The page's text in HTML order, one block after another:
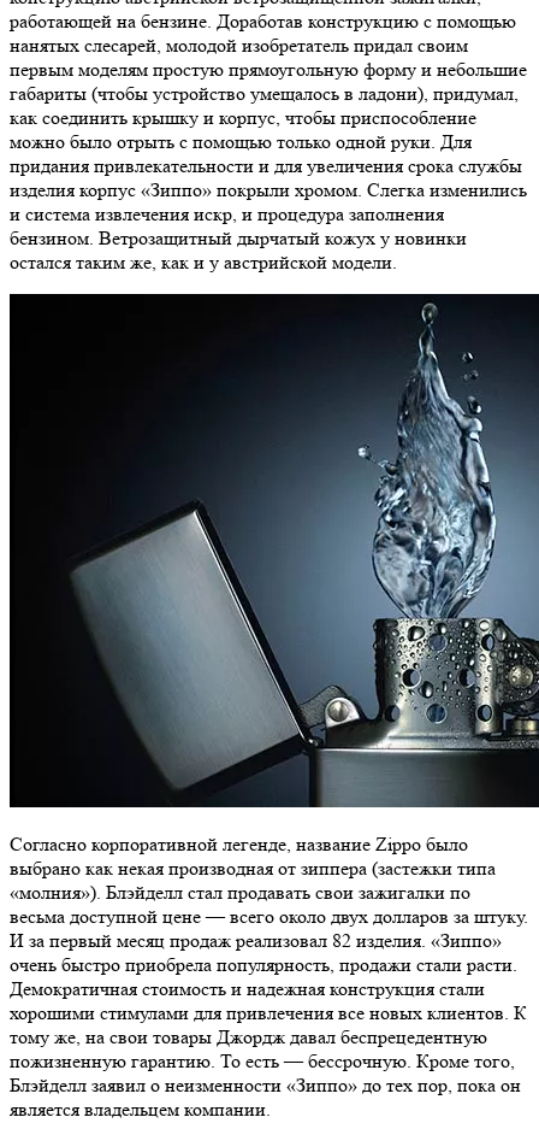
работающей на бензине. Доработав конструкцию с помощью
нанятых слесарей, молодой изобретатель придал своим
первым моделям простую прямоугольную форму и небольшие
габариты (чтобы устройство умещалось в ладони), придумал,
как соединить крышку и корпус, чтобы приспособление
можно было отрыть с помощью только одной руки. Для
придания привлекательности и для увеличения срока службы
изделия корпус «Зиппо» покрыли хромом. Слегка изменились
и система извлечения искр, и процедура заполнения
бензином. Ветрозащитный дырчатый кожух у новинки
остался таким же, как и у австрийской модели.
Согласно корпоративной легенде, название Zippo было
выбрано как некая производная от зиппера (застежки типа
«молния»). Блэйделл стал продавать свои зажигалки по
весьма доступной цене — всего около двух долларов за штуку.
И за первый месяц продаж реализовал 82 изделия. «Зиппо»
очень быстро приобрела популярность, продажи стали расти.
Демократичная стоимость и надежная конструкция стали
хорошими стимулами для привлечения все новых клиентов. К
тому же, на свои товары Джордж давал беспрецедентную
пожизненную гарантию. То есть — бессрочную. Кроме того,
Блэйделл заявил о неизменности «Зиппо» до тех пор, пока он
является владельцем компании.